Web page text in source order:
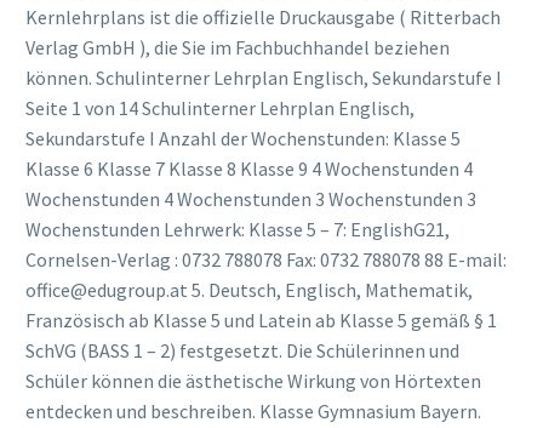
Kernlehrplans ist die offizielle Druckausgabe ( Ritterbach
Verlag GmbH ), die Sie im Fachbuchhandel beziehen
können. Schulinterner Lehrplan Englisch, Sekundarstufe I
Seite 1 von 14 Schulinterner Lehrplan Englisch,
Sekundarstufe I Anzahl der Wochenstunden: Klasse 5
Klasse 6 Klasse 7 Klasse 8 Klasse 9 4 Wochenstunden 4
Wochenstunden 4 Wochenstunden 3 Wochenstunden 3
Wochenstunden Lehrwerk: Klasse 5 – 7: EnglishG21,
Cornelsen-Verlag : 0732 788078 Fax: 0732 788078 88 E-mail:
office@edugroup.at 5. Deutsch, Englisch, Mathematik,
Französisch ab Klasse 5 und Latein ab Klasse 5 gemäß § 1
SchVG (BASS 1 – 2) festgesetzt. Die Schülerinnen und
Schüler können die ästhetische Wirkung von Hörtexten
entdecken und beschreiben. Klasse Gymnasium Bayern.